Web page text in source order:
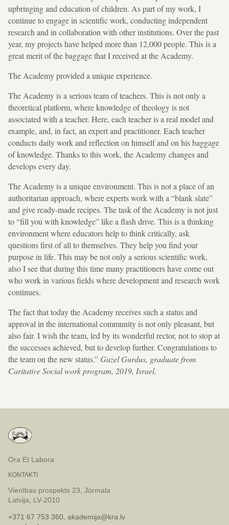
upbringing and education of children. As part of my work, I
continue to engage in scientific work, conducting independent
research and in collaboration with other institutions. Over the past
year, my projects have helped more than 12,000 people. This is a
great merit of the baggage that I received at the Academy.
The Academy provided a unique experience.
The Academy is a serious team of teachers. This is not only a
theoretical platform, where knowledge of theology is not
associated with a teacher. Here, each teacher is a real model and
example, and, in fact, an expert and practitioner. Each teacher
conducts daily work and reflection on himself and on his baggage
of knowledge. Thanks to this work, the Academy changes and
develops every day.
The Academy is a unique environment. This is not a place of an
authoritarian approach, where experts work with a “blank slate”
and give ready-made recipes. The task of the Academy is not just
to “fill you with knowledge” like a flash drive. This is a thinking
environment where educators help to think critically, ask
questions first of all to themselves. They help you find your
purpose in life. This may be not only a serious scientific work,
also I see that during this time many practitioners have come out
who work in various fields where development and research work
continues.
The fact that today the Academy receives such a status and
approval in the international community is not only pleasant, but
also fair. I wish the team, led by its wonderful rector, not to stop at
the successes achieved, but to develop further. Congratulations to
the team on the new status.” Guzel Gurdus, graduate from
Caritative Social work program, 2019, Israel.
Ora Et Labora
KONTAKTI
Vienības prospekts 23, Jūrmala
Latvija, LV-2010
+371 67 753 360, akademija@kra.lv